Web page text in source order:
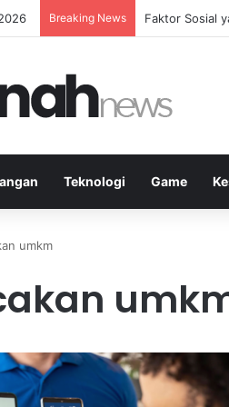
Breaking News Peran
Teknologi Game
umkm